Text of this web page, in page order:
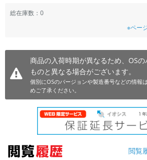
総在庫数：0
※ペー
商品の入荷時期が異なるため、OS
ものと異なる場合がございます。
個別にOSのバージョンや製造番号などの情報
めご了承ください。
閲覧
発売日
年
年
ただし機能別のみ「and検索」となります。